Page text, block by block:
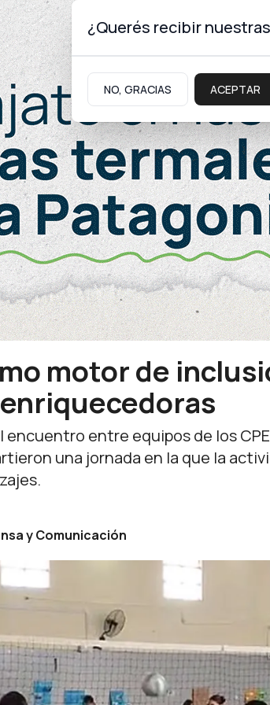
Turismo Educación
motor de
entre equipos de los
una jornada en la que la
y Comunicación
¿Querés recibir
NO, GRACIAS ACEPTAR